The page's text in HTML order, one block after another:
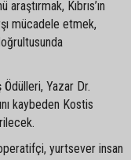
Kıbrıs’ın
mücadele etmek,
Yazar Dr.
kaybeden Kostis
yurtsever insan